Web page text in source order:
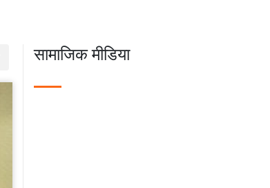
प्रशिक्षण: भाकृअनुप-आईआईवीआर का
यंत्रीकरण और सघन फसल प्रणाली के
आधारित अनुकूलन के माध्यम से मिजो
मॉडल: पहले बैच के सभी 15 छात्रों को
सामाजिक मीडिया